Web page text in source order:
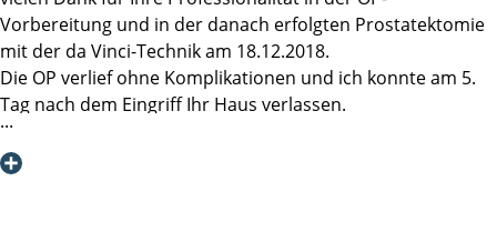
Ich kann jedem, der mit der Diagnose Prostatakrebs
konfrontiert wird, nur empfehlen, sich in die Martini-Klinik
zu begeben. Hier bekommt man die für einen persönlich
zugeschnittene optimale Therapie.
Herzlichen Dank für alles!
Meinen besonderen Dank gilt eben nicht nur Prof. Dr.
Salomon, sondern dem gesamten OP-Team, der OP-
Vorbereitung, incl. der Anästhesie, die sehr oft einfach
vergessen werden. Ebenso muss ich mich auch beim
gesamten Pflegepersonal, der Stationsärztin und dem
umsichtigen Reinigungspersonal bedanken.
Vorbereitung und in der danach erfolgten Prostatektomie
mit der da Vinci-Technik am 18.12.2018.
Die OP verlief ohne Komplikationen und ich konnte am 5.
Tag nach dem Eingriff Ihr Haus verlassen.
Meine Frau haben Sie bereits mittags per Telefon über den
erfolgreichen OP-Verlauf informiert.